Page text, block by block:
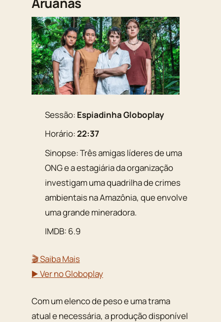
Sessão: Espiadinha Globoplay
Horário:22:37
Sinopse: Três amigas líderes de uma
ONG e a estagiária da organização
investigam uma quadrilha de crimes
ambientais na Amazônia, que envolve
uma grande mineradora.
IMDB: 6.9
🎬 Saiba Mais
▶️ Ver no Globoplay
Com um elenco de peso e uma trama
atual e necessária, a produção disponível